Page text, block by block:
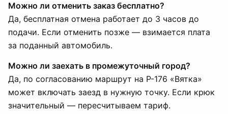
Можно ли отменить заказ бесплатно?
Да, бесплатная отмена работает до 3 часов до
подачи. Если отменить позже — взимается плата
за поданный автомобиль.
Можно ли заехать в промежуточный город?
Да, по согласованию маршрут на Р-176 «Вятка»
может включать заезд в нужную точку. Если крюк
значительный — пересчитываем тариф.